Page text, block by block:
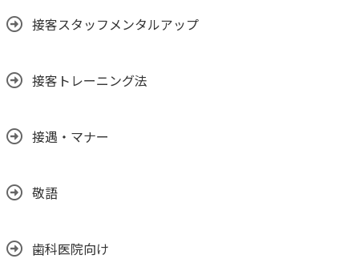
接客スタッフメンタルアップ
接客トレーニング法
接遇・マナー
敬語
歯科医院向け